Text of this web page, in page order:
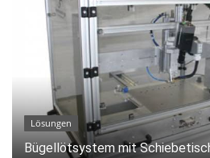
Konstruktion
Hochpräzises Bügellötsystem
Verarbeitung empfindlicher...